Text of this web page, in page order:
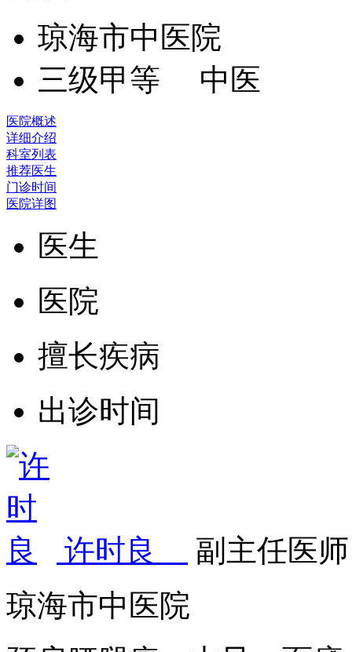
琼海市中医院
三级甲等
中医
医院概述
详细介绍
科室列表
推荐医生
门诊时间
医院详图
医生
医院
擅长疾病
出诊时间
许时良
副主任医师
琼海市中医院